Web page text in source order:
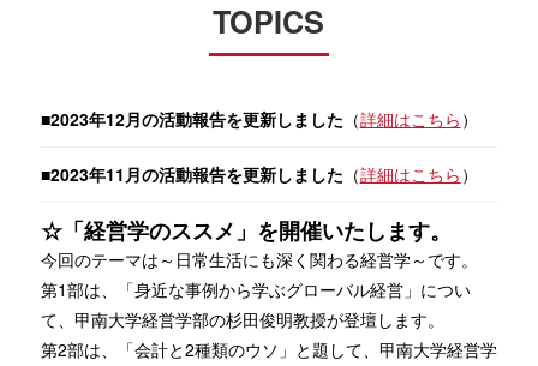
TOPICS
■2023年12月の活動報告を更新しました （詳細はこちら ）
■2023年11月の活動報告を更新しました （詳細はこちら ）
☆「経営学のススメ」を開催いたします。
今回のテーマは～日常生活にも深く関わる経営学～です。
第1部は、「身近な事例から学ぶグローバル経営」につい
て、甲南大学経営学部の杉田俊明教授が登壇します。
第2部は、「会計と2種類のウソ」と題して、甲南大学経営学